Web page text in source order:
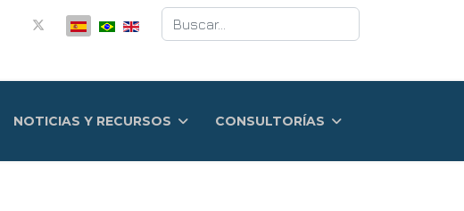
Buscar
NOTICIAS Y RECURSOS CONSULTORÍAS